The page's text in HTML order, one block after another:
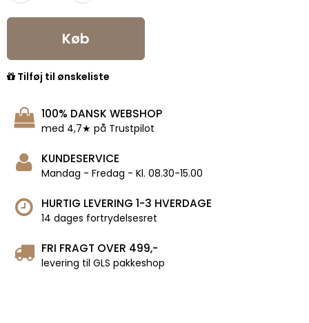
Køb
Tilføj til ønskeliste
FRI FRAGT OVER 499,-
levering til GLS pakkeshop
HURTIG LEVERING 1-3 HVERDAGE
14 dages fortrydelsesret
KUNDESERVICE
Mandag - Fredag - Kl. 08.30-15.00
100% DANSK WEBSHOP
med 4,7★ på Trustpilot